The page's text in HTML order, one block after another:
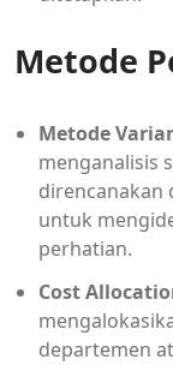
Metode
Metode
menganalisis
direncanakan
untuk
perhatian.
Cost
departemen